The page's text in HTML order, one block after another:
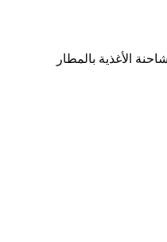
الأغذية بالمطار